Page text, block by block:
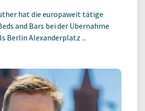
hat die europaweit tätige
and Bars bei der Übernahme
Berlin Alexanderplatz ...